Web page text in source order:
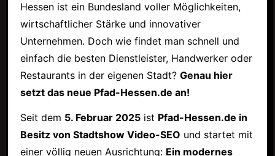
Hessen ist ein Bundesland voller Möglichkeiten,
wirtschaftlicher Stärke und innovativer
Unternehmen. Doch wie findet man schnell und
einfach die besten Dienstleister, Handwerker oder
Restaurants in der eigenen Stadt? Genau hier
setzt das neue Pfad-Hessen.de an!
Seit dem 5. Februar 2025ist Pfad-Hessen.de in
Besitz von Stadtshow Video-SEO und startet mit
einer völlig neuen Ausrichtung: Ein modernes